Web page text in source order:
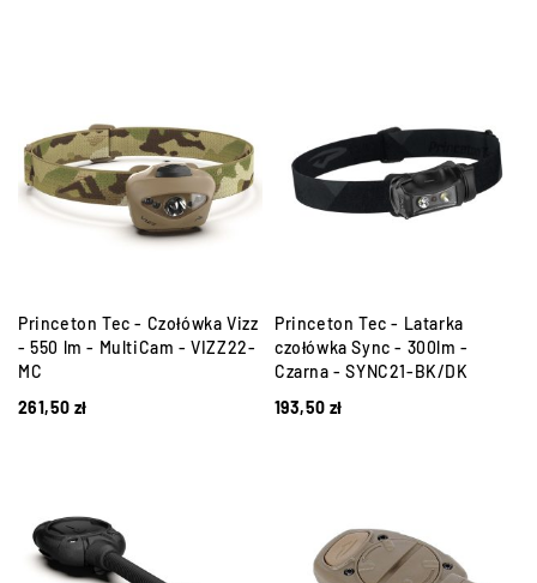
Princeton Tec - Czołówka Vizz
- 550 lm - MultiCam - VIZZ22-
MC
261,50 zł
Princeton Tec - Latarka
czołówka Sync - 300lm -
Czarna - SYNC21-BK/DK
193,50 zł